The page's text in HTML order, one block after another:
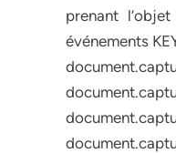
prenant
événements